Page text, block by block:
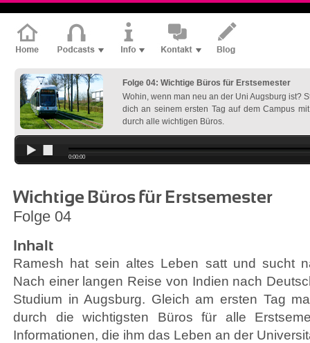
Folge 04: Wichtige Büros für Erstsemester
Wohin, wenn man neu an der Uni Augsburg ist?
dich an seinem ersten Tag auf dem Campus
durch alle wichtigen Büros.
0:00:00
Wichtige Büros für Erstsemester
Folge 04
Inhalt
Ramesh hat sein altes Leben satt und sucht
Nach einer langen Reise von Indien nach
Studium in Augsburg. Gleich am ersten Tag
durch die wichtigsten Büros für alle
Informationen, die ihm das Leben an der